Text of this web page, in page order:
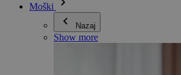
Moški
Nazaj
Show more